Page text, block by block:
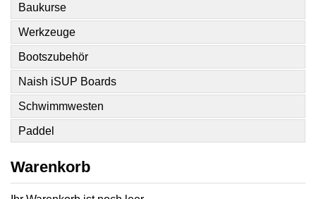
Baukurse
Werkzeuge
Bootszubehör
Naish iSUP Boards
Schwimmwesten
Paddel
Warenkorb